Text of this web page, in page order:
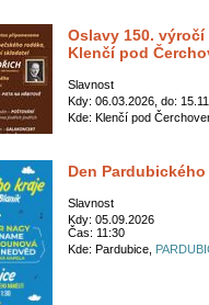
Oslavy 150.
Klenčí pod
Slavnost
Kdy: 06.03.2026, do:
Kde: Klenčí pod
Den
Slavnost
Kdy: 05.09.2026
Čas: 11:30
Kde: Pardubice,